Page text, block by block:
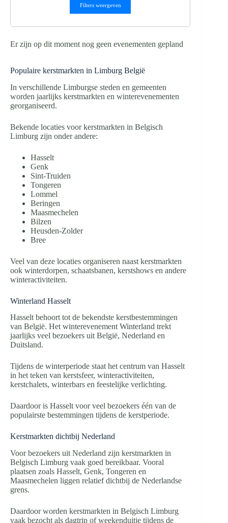
Filters weergeven
Er zijn op dit moment nog geen evenementen gepland
Populaire kerstmarkten in Limburg België
In verschillende Limburgse steden en gemeenten
worden jaarlijks kerstmarkten en winterevenementen
georganiseerd.
Bekende locaties voor kerstmarkten in Belgisch
Limburg zijn onder andere:
Hasselt
Genk
Sint-Truiden
Tongeren
Lommel
Beringen
Maasmechelen
Bilzen
Heusden-Zolder
Bree
Veel van deze locaties organiseren naast kerstmarkten
ook winterdorpen, schaatsbanen, kerstshows en andere
winteractiviteiten.
Winterland Hasselt
Hasselt behoort tot de bekendste kerstbestemmingen
van België. Het winterevenement Winterland trekt
jaarlijks veel bezoekers uit België, Nederland en
Duitsland.
Tijdens de winterperiode staat het centrum van Hasselt
in het teken van kerstsfeer, winteractiviteiten,
kerstchalets, winterbars en feestelijke verlichting.
Daardoor is Hasselt voor veel bezoekers één van de
populairste bestemmingen tijdens de kerstperiode.
Kerstmarkten dichtbij Nederland
Voor bezoekers uit Nederland zijn kerstmarkten in
Belgisch Limburg vaak goed bereikbaar. Vooral
plaatsen zoals Hasselt, Genk, Tongeren en
Maasmechelen liggen relatief dichtbij de Nederlandse
grens.
Daardoor worden kerstmarkten in Belgisch Limburg
vaak bezocht als dagtrip of weekenduitje tijdens de